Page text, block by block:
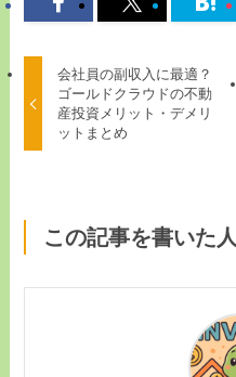
会社員の副収入に最適？
ゴールドクラウドの不動
産投資メリット・デメリ
ットまとめ
この記事を書いた人